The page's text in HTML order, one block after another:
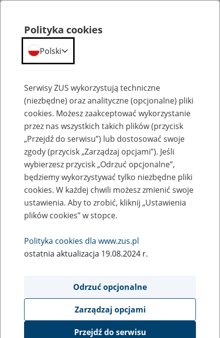
Szkolenia
Zaproś ZUS do siebie - zakładanie profili
eZUS w siedzibie Twojej firmy
Rodzaj wydarzenia
Szkolenia
Obszar merytoryczny
obsługa klientów
Opis wydarzenia
Polityka cookies
Polski
Serwisy ZUS wykorzystują techniczne
(niezbędne) oraz analityczne (opcjonalne) pliki
cookies. Możesz zaakceptować wykorzystanie
przez nas wszystkich takich plików (przycisk
„Przejdź do serwisu”) lub dostosować swoje
zgody (przycisk „Zarządzaj opcjami”). Jeśli
wybierzesz przycisk „Odrzuć opcjonalne”,
będziemy wykorzystywać tylko niezbędne pliki
cookies. W każdej chwili możesz zmienić swoje
ustawienia. Aby to zrobić, kliknij „Ustawienia
plików cookies” w stopce.
Polityka cookies dla www.zus.pl
ostatnia aktualizacja 19.08.2024 r.
Odrzuć opcjonalne
Zarządzaj opcjami
Przejdź do serwisu